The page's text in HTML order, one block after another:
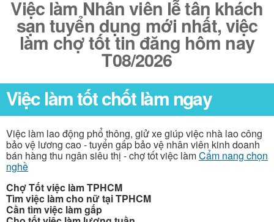
Việc làm Nhân viên lễ tân khách
sạn tuyển dụng mới nhất, việc
làm chợ tốt tin đăng hôm nay
T08/2026
Việc làm tốt chốt làm ngay
Việc làm lao động phổ thông, giử xe giúp việc nhà lao công
bảo vệ lương cao - tuyển gấp bảo vệ nhân viên kinh doanh
bán hàng thu ngân siêu thị - chợ tốt việc làmCẩm nang chọn
nghề
Chợ Tốt việc làm TPHCM
Tìm việc làm cho nữ tại TPHCM
Cần tìm việc làm gấp